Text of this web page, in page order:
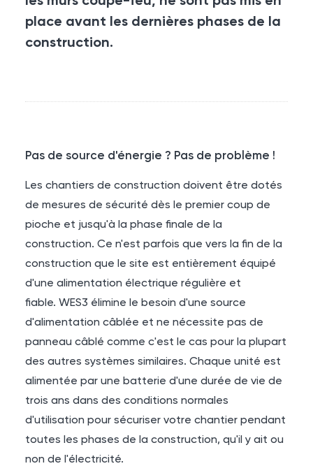
place avant les dernières phases de la
construction.
Pas de source d'énergie ? Pas de problème !
Les chantiers de construction doivent être dotés
de mesures de sécurité dès le premier coup de
pioche et jusqu'à la phase finale de la
construction. Ce n'est parfois que vers la fin de la
construction que le site est entièrement équipé
d'une alimentation électrique régulière et
fiable. WES3 élimine le besoin d'une source
d'alimentation câblée et ne nécessite pas de
panneau câblé comme c'est le cas pour la plupart
des autres systèmes similaires. Chaque unité est
alimentée par une batterie d'une durée de vie de
trois ans dans des conditions normales
d'utilisation pour sécuriser votre chantier pendant
toutes les phases de la construction, qu'il y ait ou
non de l'électricité.